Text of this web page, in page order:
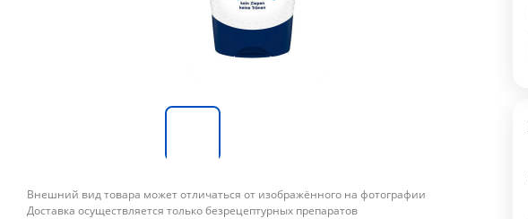
Внешний вид товара может отличаться от изображённого на фотографии
Доставка осуществляется только безрецептурных препаратов